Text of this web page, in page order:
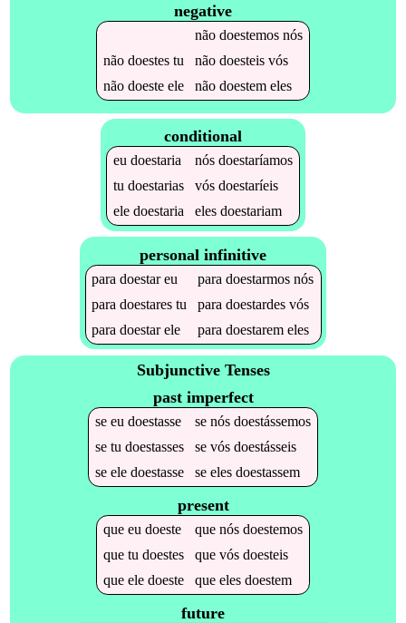
negative
não doestemosnós
não doestestu não doesteisvós
não doesteele não doestemeles
conditional
eu doestaria nós doestaríamos
tu doestarias vós doestaríeis
ele doestaria eles doestariam
personal infinitive
paradoestareu paradoestarmos nós
paradoestares tu paradoestardes vós
paradoestarele paradoestarem eles
Subjunctive Tenses
past imperfect
se eu doestasse se nós doestássemos
se tu doestasses se vós doestásseis
se ele doestasse se eles doestassem
present
que eu doeste que nós doestemos
que tu doestes que vós doesteis
que ele doeste que eles doestem
future